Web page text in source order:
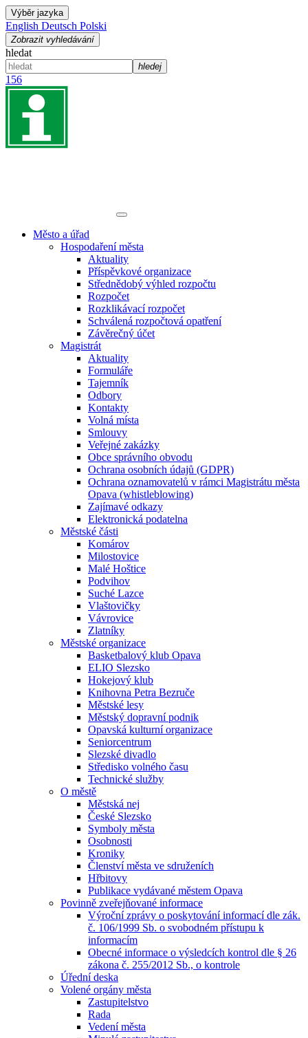
Výběr jazyka
English Deutsch Polski
Zobrazit vyhledávání
hledat
hledej
156
Město a úřad
Hospodaření města
Aktuality
Příspěvkové organizace
Střednědobý výhled rozpočtu
Rozpočet
Rozklikávací rozpočet
Schválená rozpočtová opatření
Závěrečný účet
Magistrát
Aktuality
Formuláře
Tajemník
Odbory
Kontakty
Volná místa
Smlouvy
Veřejné zakázky
Obce správního obvodu
Ochrana osobních údajů (GDPR)
Ochrana oznamovatelů v rámci Magistrátu města
Opava (whistleblowing)
Zajímavé odkazy
Elektronická podatelna
Městské části
Komárov
Milostovice
Malé Hoštice
Podvihov
Suché Lazce
Vlaštovičky
Vávrovice
Zlatníky
Městské organizace
Basketbalový klub Opava
ELIO Slezsko
Hokejový klub
Knihovna Petra Bezruče
Městské lesy
Městský dopravní podnik
Opavská kulturní organizace
Seniorcentrum
Slezské divadlo
Středisko volného času
Technické služby
O městě
Městská nej
České Slezsko
Symboly města
Osobnosti
Kroniky
Členství města ve sdruženích
Hřbitovy
Publikace vydávané městem Opava
Povinně zveřejňované informace
Výroční zprávy o poskytování informací dle zák.
č. 106/1999 Sb. o svobodném přístupu k
informacím
Obecné informace o výsledcích kontrol dle § 26
zákona č. 255/2012 Sb., o kontrole
Úřední deska
Volené orgány města
Zastupitelstvo
Rada
Vedení města